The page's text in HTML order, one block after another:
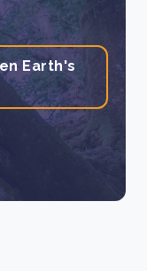
Earth's